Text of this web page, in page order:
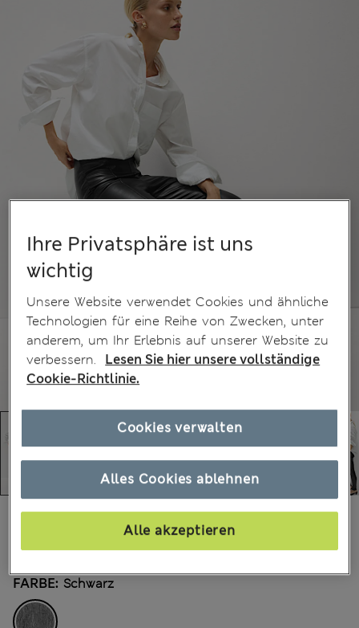
208 Bewertungen
€29.00
FARBE: Schwarz
Ihre Privatsphäre ist uns
wichtig
Unsere Website verwendet Cookies und ähnliche
Technologien für eine Reihe von Zwecken, unter
anderem, um Ihr Erlebnis auf unserer Website zu
verbessern.
Lesen Sie hier unsere vollständige
Cookie-Richtlinie.
Alles Cookies ablehnen
Alle akzeptieren
Cookies verwalten